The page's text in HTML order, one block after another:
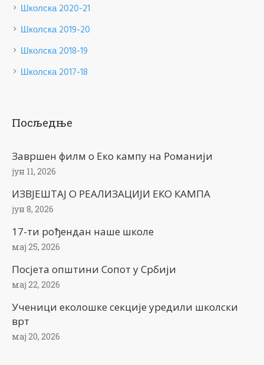
Школска 2020-21
Школска 2019-20
Школска 2018-19
Школска 2017-18
Посљедње
Завршен филм о Еко кампу на Романији
јун 11, 2026
ИЗВЈЕШТАЈ О РЕАЛИЗАЦИЈИ ЕКО КАМПА
јун 8, 2026
17-ти рођендан наше школе
мај 25, 2026
Посјета општини Сопот у Србији
мај 22, 2026
Ученици еколошке секције уредили школски
врт
мај 20, 2026